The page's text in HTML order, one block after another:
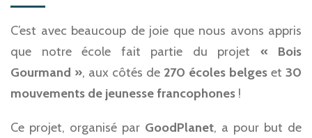
C’est avec beaucoup de joie que nous avons appris
que notre école fait partie du projet « Bois
Gourmand », aux côtés de 270 écoles belges et 30
mouvements de jeunesse francophones !
Ce projet, organisé par GoodPlanet, a pour but de